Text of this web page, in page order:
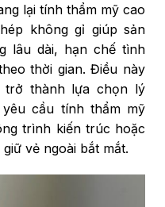
lại tính thẩm mỹ cao
không gỉ giúp sản
lâu dài, hạn chế tình
thời gian. Điều này
trở thành lựa chọn lý
cầu tính thẩm mỹ
trình kiến trúc hoặc
vẻ ngoài bắt mắt.